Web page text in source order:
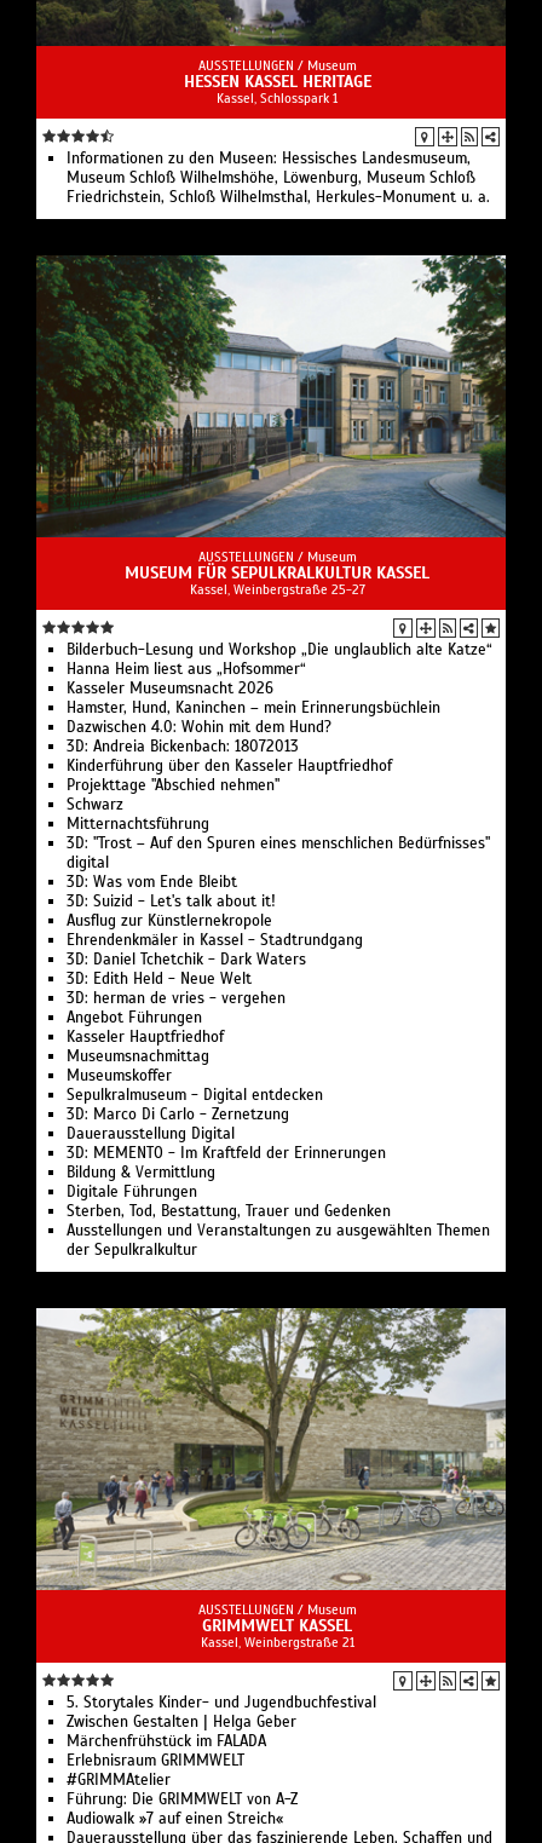
AUSSTELLUNGEN / Museum
HESSEN KASSEL HERITAGE
Kassel, Schlosspark 1
Informationen zu den Museen: Hessisches Landesmuseum,
Museum Schloß Wilhelmshöhe, Löwenburg, Museum Schloß
Friedrichstein, Schloß Wilhelmsthal, Herkules-Monument u. a.
AUSSTELLUNGEN / Museum
MUSEUM FÜR SEPULKRALKULTUR KASSEL
Kassel, Weinbergstraße 25-27
Bilderbuch-Lesung und Workshop „Die unglaublich alte Katze“
Hanna Heim liest aus „Hofsommer“
Kasseler Museumsnacht 2026
Hamster, Hund, Kaninchen – mein Erinnerungsbüchlein
Dazwischen 4.0: Wohin mit dem Hund?
3D: Andreia Bickenbach: 18072013
Kinderführung über den Kasseler Hauptfriedhof
Projekttage "Abschied nehmen"
Schwarz
Mitternachtsführung
3D: "Trost – Auf den Spuren eines menschlichen Bedürfnisses"
digital
3D: Was vom Ende Bleibt
3D: Suizid - Let's talk about it!
Ausflug zur Künstlernekropole
Ehrendenkmäler in Kassel - Stadtrundgang
3D: Daniel Tchetchik - Dark Waters
3D: Edith Held - Neue Welt
3D: herman de vries - vergehen
Angebot Führungen
Kasseler Hauptfriedhof
Museumsnachmittag
Museumskoffer
Sepulkralmuseum - Digital entdecken
3D: Marco Di Carlo - Zernetzung
Dauerausstellung Digital
3D: MEMENTO - Im Kraftfeld der Erinnerungen
Bildung & Vermittlung
Digitale Führungen
Sterben, Tod, Bestattung, Trauer und Gedenken
Ausstellungen und Veranstaltungen zu ausgewählten Themen
der Sepulkralkultur
AUSSTELLUNGEN / Museum
GRIMMWELT KASSEL
Kassel, Weinbergstraße 21
5. Storytales Kinder- und Jugendbuchfestival
Zwischen Gestalten | Helga Geber
Märchenfrühstück im FALADA
Erlebnisraum GRIMMWELT
#GRIMMAtelier
Führung: Die GRIMMWELT von A-Z
Audiowalk »7 auf einen Streich«
Dauerausstellung über das faszinierende Leben, Schaffen und